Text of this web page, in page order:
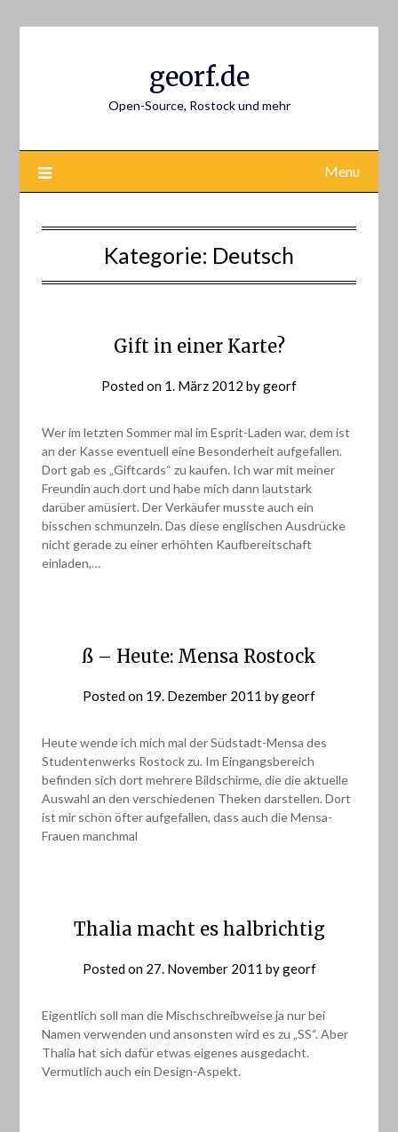
georf.de
Open-Source, Rostock und mehr
Menu
Kategorie: Deutsch
Gift in einer Karte?
Posted on 1. März 2012 bygeorf
Wer im letzten Sommer mal im Esprit-Laden war, dem ist
an der Kasse eventuell eine Besonderheit aufgefallen.
Dort gab es „Giftcards“ zu kaufen. Ich war mit meiner
Freundin auch dort und habe mich dann lautstark
darüber amüsiert. Der Verkäufer musste auch ein
bisschen schmunzeln. Das diese englischen Ausdrücke
nicht gerade zu einer erhöhten Kaufbereitschaft
einladen,…
ß – Heute: Mensa Rostock
Posted on 19. Dezember 2011 bygeorf
Heute wende ich mich mal der Südstadt-Mensa des
Studentenwerks Rostock zu. Im Eingangsbereich
befinden sich dort mehrere Bildschirme, die die aktuelle
Auswahl an den verschiedenen Theken darstellen. Dort
ist mir schön öfter aufgefallen, dass auch die Mensa-
Frauen manchmal
Thalia macht es halbrichtig
Posted on 27. November 2011 bygeorf
Eigentlich soll man die Mischschreibweise ja nur bei
Namen verwenden und ansonsten wird es zu „SS“. Aber
Thalia hat sich dafür etwas eigenes ausgedacht.
Vermutlich auch ein Design-Aspekt.